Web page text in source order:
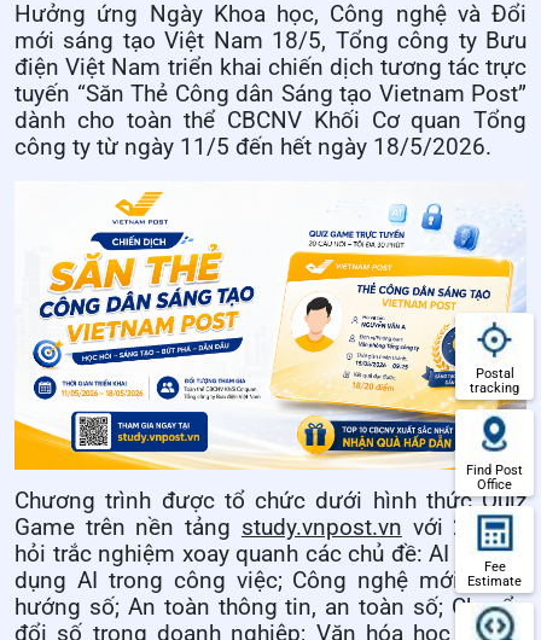
Hưởng ứng Ngày Khoa học, Công nghệ và Đổi
mới sáng tạo Việt Nam 18/5, Tổng công ty Bưu
điện Việt Nam triển khai chiến dịch tương tác trực
tuyến “Săn Thẻ Công dân Sáng tạo Vietnam Post”
dành cho toàn thể CBCNV Khối Cơ quan Tổng
công ty từ ngày 11/5 đến hết ngày 18/5/2026.
Chương trình được tổ chức dưới hình thức Quiz
Game trên nền tảng study.vnpost.vn với 20 câu
hỏi trắc nghiệm xoay quanh các chủ đề: AI và ứng
dụng AI trong công việc; Công nghệ mới và xu
hướng số; An toàn thông tin, an toàn số; Chuyển
đổi số trong doanh nghiệp; Văn hóa học tập và
Postal
tracking
Find Post
Office
Fee
Estimate